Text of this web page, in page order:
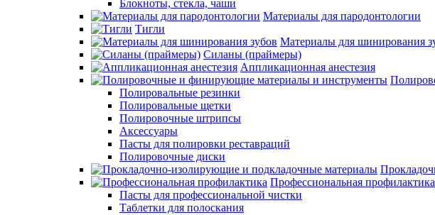
Блокноты, стекла, чаши
Материалы для пародонтологии
Тигли
Материалы для шинирования
Силаны (праймеры)
Аппликационная анестезия
Полировальные резинки
Полировальные щетки
Полировочные штрипсы
Аксессуары
Пасты для полировки реставраций
Полировочные диски
Профессиональная профилактика
Пасты для профессиональной чистки
Таблетки для полоскания